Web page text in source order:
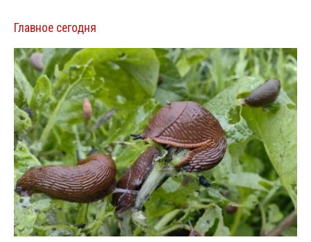
Главное сегодня